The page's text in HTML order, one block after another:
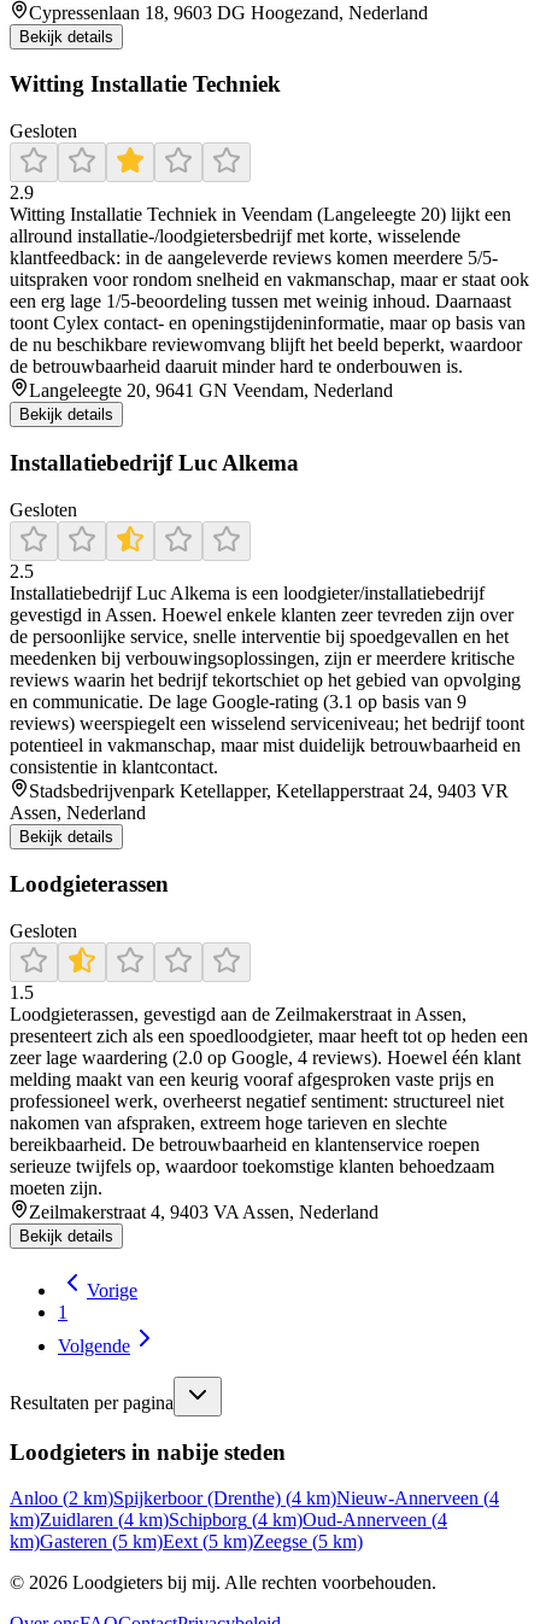
Cypressenlaan 18, 9603 DG Hoogezand, Nederland
Bekijk details
Witting Installatie Techniek
Gesloten
2.9
Witting Installatie Techniek in Veendam (Langeleegte 20) lijkt een
allround installatie-/loodgietersbedrijf met korte, wisselende
klantfeedback: in de aangeleverde reviews komen meerdere 5/5-
uitspraken voor rondom snelheid en vakmanschap, maar er staat ook
een erg lage 1/5-beoordeling tussen met weinig inhoud. Daarnaast
toont Cylex contact- en openingstijdeninformatie, maar op basis van
de nu beschikbare reviewomvang blijft het beeld beperkt, waardoor
de betrouwbaarheid daaruit minder hard te onderbouwen is.
Langeleegte 20, 9641 GN Veendam, Nederland
Bekijk details
Installatiebedrijf Luc Alkema
Gesloten
2.5
Installatiebedrijf Luc Alkema is een loodgieter/installatiebedrijf
gevestigd in Assen. Hoewel enkele klanten zeer tevreden zijn over
de persoonlijke service, snelle interventie bij spoedgevallen en het
meedenken bij verbouwingsoplossingen, zijn er meerdere kritische
reviews waarin het bedrijf tekortschiet op het gebied van opvolging
en communicatie. De lage Google-rating (3.1 op basis van 9
reviews) weerspiegelt een wisselend serviceniveau; het bedrijf toont
potentieel in vakmanschap, maar mist duidelijk betrouwbaarheid en
consistentie in klantcontact.
Stadsbedrijvenpark Ketellapper, Ketellapperstraat 24, 9403 VR
Assen, Nederland
Bekijk details
Loodgieterassen
Gesloten
1.5
Loodgieterassen, gevestigd aan de Zeilmakerstraat in Assen,
presenteert zich als een spoedloodgieter, maar heeft tot op heden een
zeer lage waardering (2.0 op Google, 4 reviews). Hoewel één klant
melding maakt van een keurig vooraf afgesproken vaste prijs en
professioneel werk, overheerst negatief sentiment: structureel niet
nakomen van afspraken, extreem hoge tarieven en slechte
bereikbaarheid. De betrouwbaarheid en klantenservice roepen
serieuze twijfels op, waardoor toekomstige klanten behoedzaam
moeten zijn.
Zeilmakerstraat 4, 9403 VA Assen, Nederland
Bekijk details
Vorige
1
Volgende
Resultaten per pagina
Loodgieters in nabije steden
Anloo (2 km)Spijkerboor (Drenthe) (4 km)Nieuw-Annerveen (4
km)Zuidlaren (4 km)Schipborg (4 km)Oud-Annerveen (4
km)Gasteren (5 km)Eext(5 km)Zeegse (5 km)
© 2026 Loodgieters bij mij. Alle rechten voorbehouden.